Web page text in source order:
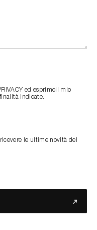
ed esprimoil mio
indicate.
le ultime novità del